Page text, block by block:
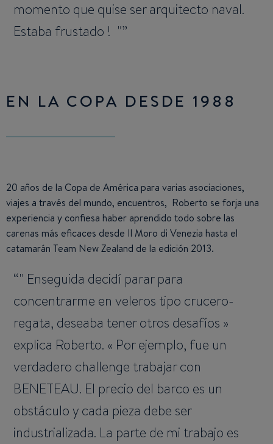
momento que quise ser arquitecto naval.
Estaba frustado ! "
EN LA COPA DESDE 1988
20 años de la Copa de América para varias asociaciones,
viajes a través del mundo, encuentros, Roberto se forja una
experiencia y confiesa haber aprendido todo sobre las
carenas más eficaces desde Il Moro di Venezia hasta el
catamarán Team New Zealand de la edición 2013.
" Enseguida decidí parar para
concentrarme en veleros tipo crucero-
regata, deseaba tener otros desafíos »
explica Roberto. « Por ejemplo, fue un
verdadero challenge trabajar con
BENETEAU. El precio del barco es un
obstáculo y cada pieza debe ser
industrializada. La parte de mi trabajo es